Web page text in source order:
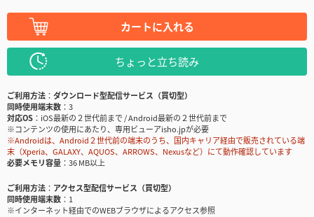
カートに入れる
ちょっと立ち読み
ご利用方法
ダウンロード型配信サービス（買切型）
同時使用端末数
3
対応OS
iOS最新の２世代前まで / Android最新の２世代前まで
※コンテンツの使用にあたり、専用ビューアisho.jpが必要
※Androidは、Android２世代前の端末のうち、国内キャリア経由で販売されている端
末（Xperia、GALAXY、AQUOS、ARROWS、Nexusなど）にて動作確認しています
必要メモリ容量
36 MB以上
ご利用方法
アクセス型配信サービス（買切型）
同時使用端末数
1
※インターネット経由でのWEBブラウザによるアクセス参照